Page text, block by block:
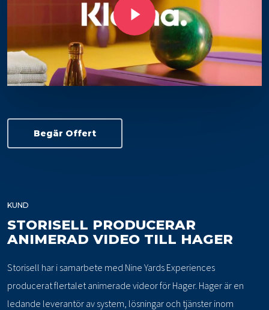
Begär Offert
KUND
STORISELL PRODUCERAR
ANIMERAD VIDEO TILL HAGER
Storisell har i samarbete med Nine Yards Experiences
producerat flertalet animerade videor för Hager. Hager är en
ledande leverantör av system, lösningar och tjänster inom